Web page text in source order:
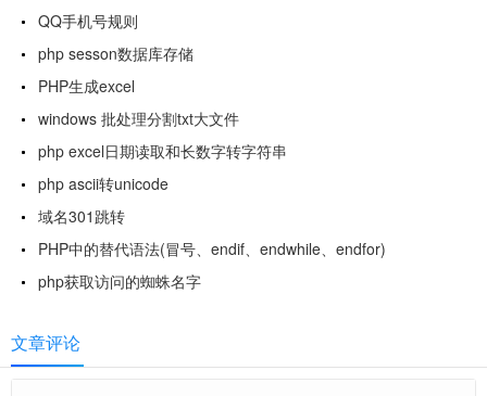
QQ手机号规则
php sesson数据库存储
PHP生成excel
windows 批处理分割txt大文件
php excel日期读取和长数字转字符串
php ascii转unicode
域名301跳转
PHP中的替代语法(冒号、endif、endwhile、endfor)
php获取访问的蜘蛛名字
文章评论